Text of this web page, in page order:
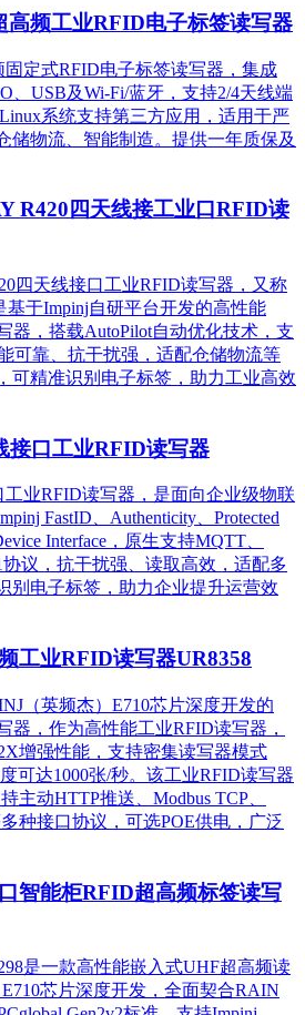
高频工业RFID电子标签读写器
固定式RFID电子标签读写器，集成
、USB及Wi-Fi/蓝牙，支持2/4天线端
系统支持第三方应用，适用于严
储物流、智能制造。提供一年质保及
R420四天线接工业口RFID读
四天线接口工业RFID读写器，又称
基于Impinj自研平台开发的高性能
器，搭载AutoPilot自动优化技术，支
可靠、抗干扰强，适配仓储物流等
可精准识别电子标签，助力工业高效
接口工业RFID读写器
工业RFID读写器，是面向企业级物联
FastID、Authenticity、Protected
Interface，原生支持MQTT、
协议，抗干扰强、读取高效，适配多
别电子标签，助力企业提升运营效
工业RFID读写器UR8358
（英频杰）E710芯片深度开发的
器，作为高性能工业RFID读写器，
增强性能，支持密集读写器模式
可达1000张/秒。该工业RFID读写器
主动HTTP推送、Modbus TCP、
种接口协议，可选POE供电，广泛
智能柜RFID超高频标签读写
是一款高性能嵌入式UHF超高频读
芯片深度开发，全面契合RAIN